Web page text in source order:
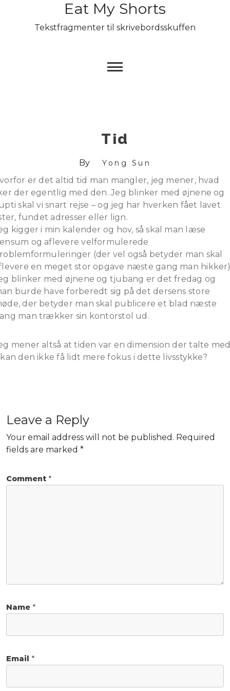
Eat My Shorts
Tekstfragmenter til skrivebordsskuffen
Tid
By Yong Sun
er det altid tid man mangler, jeg mener, hvad
der egentlig med den. Jeg blinker med øjnene og
skal vi snart rejse – og jeg har hverken fået lavet
fundet adresser eller lign.
kigger i min kalender og hov, så skal man læse
og aflevere velformulerede
(der vel også betyder man skal
en meget stor opgave næste gang man
blinker med øjnene og tjubang er det fredag og
burde have forberedt sig på det dersens store
der betyder man skal publicere et blad næste
man trækker sin kontorstol ud.
mener altså at tiden var en dimension der talte
kan den ikke få lidt mere fokus i dette livsstykke?
Leave a Reply
Your email address will not be published. Required
fields are marked *
Comment *
Name *
Email *